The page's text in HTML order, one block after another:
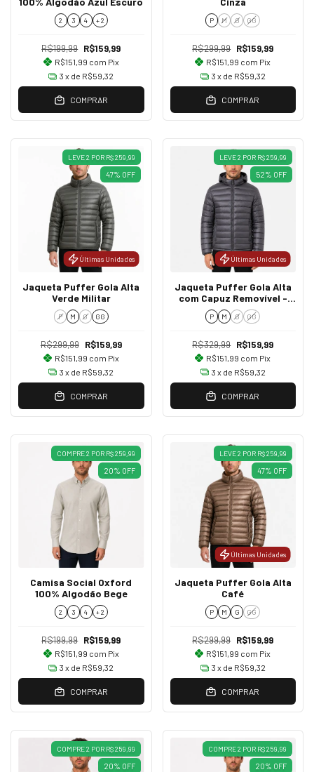
2 3 4 + 2
R$199,99 R$159,99
R$151,99 com Pix
3 x de R$59,32
COMPRAR
P M G GG
R$299,99 R$159,99
R$151,99 com Pix
3 x de R$59,32
COMPRAR
Últimas Unidades
LEVE 2 POR R$ 259,99
47% OFF
Jaqueta Puffer Gola Alta
Verde Militar
P M G GG
R$299,99 R$159,99
R$151,99 com Pix
3 x de R$59,32
COMPRAR
Últimas Unidades
LEVE 2 POR R$ 259,99
52% OFF
Jaqueta Puffer Gola Alta
com Capuz Removível -
Cinza
P M G GG
R$329,99 R$159,99
R$151,99 com Pix
3 x de R$59,32
COMPRAR
COMPRE 2 POR R$ 259,99
20% OFF
Camisa Social Oxford
100% Algodão Bege
2 3 4 + 2
R$199,99 R$159,99
R$151,99 com Pix
3 x de R$59,32
COMPRAR
Últimas Unidades
LEVE 2 POR R$ 259,99
47% OFF
Jaqueta Puffer Gola Alta
Café
P M G GG
R$299,99 R$159,99
R$151,99 com Pix
3 x de R$59,32
COMPRAR
COMPRE 2 POR R$ 259,99
20% OFF
COMPRE 2 POR R$ 259,99
20% OFF